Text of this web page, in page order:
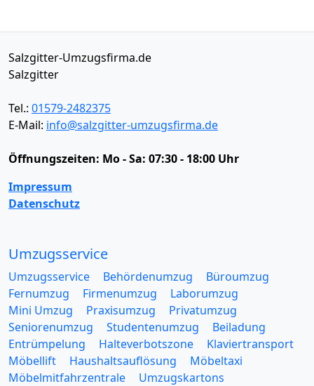
Salzgitter-Umzugsfirma.de
Salzgitter
Tel.: 01579-2482375
E-Mail: info@salzgitter-umzugsfirma.de
Öffnungszeiten: Mo - Sa: 07:30 - 18:00 Uhr
Impressum
Datenschutz
Umzugsservice
Umzugsservice Behördenumzug
Büroumzug
Fernumzug
Firmenumzug
Laborumzug
Mini Umzug
Praxisumzug
Privatumzug
Seniorenumzug
Studentenumzug
Beiladung
Entrümpelung
Halteverbotszone
Klaviertransport
Möbellift
Haushaltsauflösung
Möbeltaxi
Möbelmitfahrzentrale
Umzugskartons